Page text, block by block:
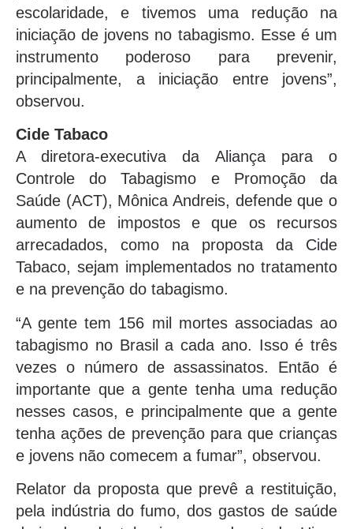
escolaridade, e tivemos uma redução na
iniciação de jovens no tabagismo. Esse é um
instrumento poderoso para prevenir,
principalmente, a iniciação entre jovens”,
observou.
Cide Tabaco
A diretora-executiva da Aliança para o
Controle do Tabagismo e Promoção da
Saúde (ACT), Mônica Andreis, defende que o
aumento de impostos e que os recursos
arrecadados, como na proposta da Cide
Tabaco, sejam implementados no tratamento
e na prevenção do tabagismo.
“A gente tem 156 mil mortes associadas ao
tabagismo no Brasil a cada ano. Isso é três
vezes o número de assassinatos. Então é
importante que a gente tenha uma redução
nesses casos, e principalmente que a gente
tenha ações de prevenção para que crianças
e jovens não comecem a fumar”, observou.
Relator da proposta que prevê a restituição,
pela indústria do fumo, dos gastos de saúde